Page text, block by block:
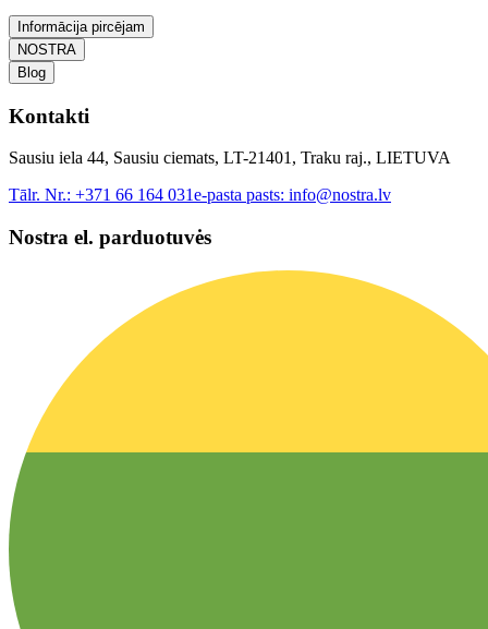
Informācija pircējam
NOSTRA
Blog
Kontakti
Sausiu iela 44, Sausiu ciemats, LT-21401, Traku raj., LIETUVA
Tālr. Nr.: +371 66 164 031e-pasta pasts: info@nostra.lv
Nostra el. parduotuvės